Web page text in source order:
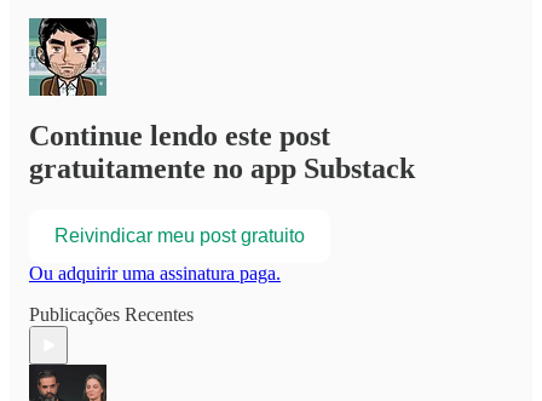
Continue lendo este post
gratuitamente no app Substack
Reivindicar meu post gratuito
Ou adquirir uma assinatura paga.
Publicações Recentes